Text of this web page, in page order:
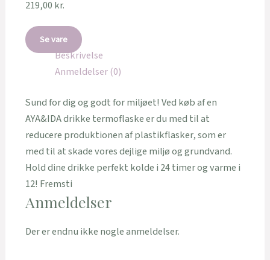
219,00 kr.
Se vare
Beskrivelse
Anmeldelser (0)
Sund for dig og godt for miljøet! Ved køb af en
AYA&IDA drikke termoflaske er du med til at
reducere produktionen af plastikflasker, som er
med til at skade vores dejlige miljø og grundvand.
Hold dine drikke perfekt kolde i 24 timer og varme i
12! Fremsti
Anmeldelser
Der er endnu ikke nogle anmeldelser.